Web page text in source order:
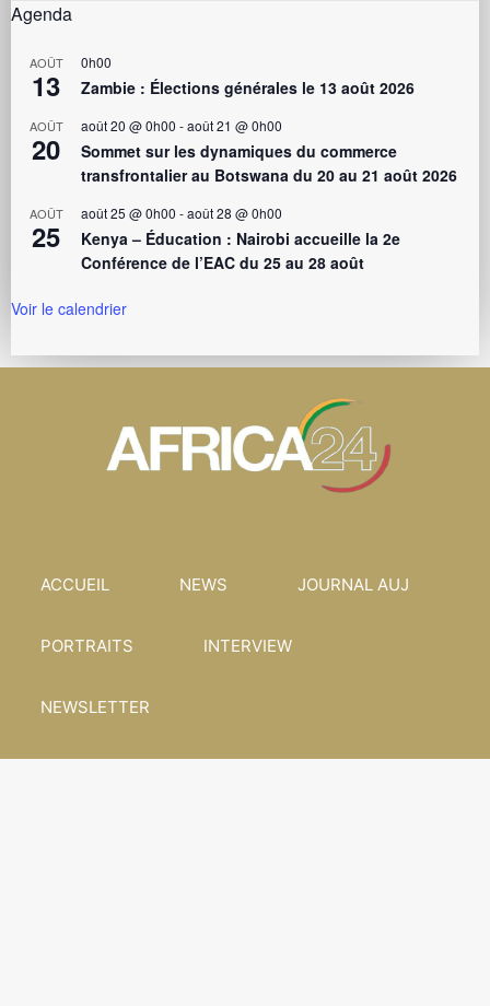
Agenda
AOÛT
13
0h00
Zambie : Élections générales le 13 août 2026
AOÛT
20
août 20 @ 0h00 -août 21 @ 0h00
Sommet sur les dynamiques du commerce
transfrontalier au Botswana du 20 au 21 août 2026
AOÛT
25
août 25 @ 0h00 -août 28 @ 0h00
Kenya – Éducation : Nairobi accueille la 2e
Conférence de l’EAC du 25 au 28 août
Voir le calendrier
ACCUEIL NEWS JOURNAL AUJ
PORTRAITS INTERVIEW
NEWSLETTER